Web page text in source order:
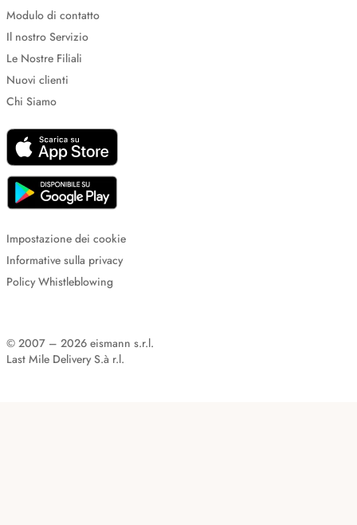
Modulo di contatto
Il nostro Servizio
Le Nostre Filiali
Nuovi clienti
Chi Siamo
Impostazione dei cookie
Informative sulla privacy
Policy Whistleblowing
© 2007 – 2026 eismann s.r.l.
Last Mile Delivery S.à r.l.